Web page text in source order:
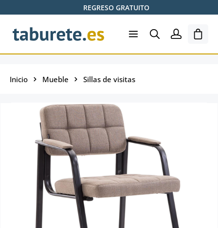
Saltar al contenido principalREGRESO GRATUITO
El
Inicio Mueble Sillas de visitas